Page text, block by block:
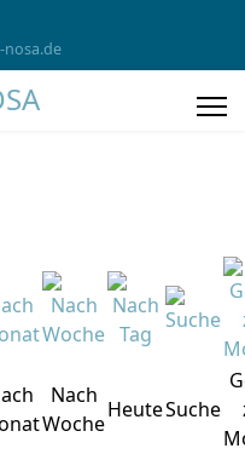
Nach
Woche
HeuteSuche